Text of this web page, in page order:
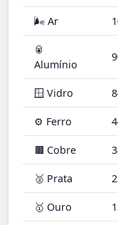
🌬️ Ar
🥫
Alumínio
🪟 Vidro
⚙️ Ferro
🟫 Cobre
🥈 Prata
🥇 Ouro